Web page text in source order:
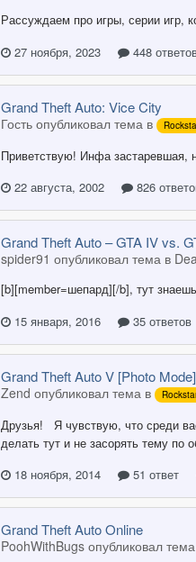
Рассуждаем про игры, серии игр,
27 ноября, 2023
448
Grand Theft Auto: Vice City
Гость опубликовал тема в
Приветствую! Инфа застаревшая,
22 августа, 2002
826
Grand Theft Auto – GTA IV vs.
spider91 опубликовал тема в
[b][member=шепард][/b], тут
15 января, 2016
35 ответов
Grand Theft Auto V [Photo Mode]
Zend опубликовал тема в
Друзья! Я чувствую, что среди
делать тут и не засорять тему по
18 ноября, 2014
51 ответ
Grand Theft Auto Online
PoohWithBugs опубликовал